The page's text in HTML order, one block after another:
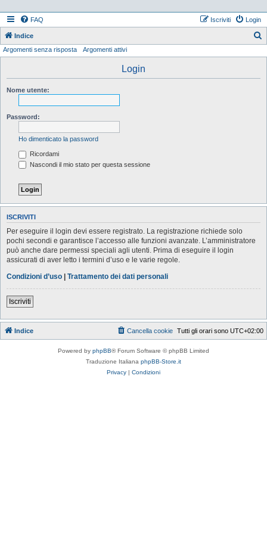
FAQ Login
Iscriviti
Indice
Argomenti senza risposta Argomenti attivi
Login
Nome utente:
Password:
Ho dimenticato la password
Ricordami
Nascondi il mio stato per questa sessione
ISCRIVITI
Per eseguire il login devi essere registrato. La registrazione richiede solo
pochi secondi e garantisce l’accesso alle funzioni avanzate. L’amministratore
può anche dare permessi speciali agli utenti. Prima di eseguire il login
assicurati di aver letto i termini d’uso e le varie regole.
Condizioni d’uso | Trattamento dei dati personali
Iscriviti
Indice Tutti gli orari sono UTC+02:00
Cancella cookie
Powered by phpBB® Forum Software © phpBB Limited
Traduzione Italiana phpBB-Store.it
Privacy | Condizioni